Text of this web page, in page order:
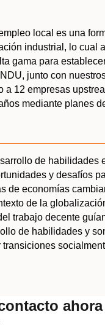
local es una
industrial, lo cual
gama para
junto con
a 12 empresas
mediante planes
de habilidades
y desafíos
de economías
de la
trabajo decente
de habilidades y
ahora